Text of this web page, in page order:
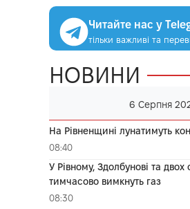
Читайте нас у
тільки важливі та
НОВИНИ
6 Серпня
На Рівненщині лунатимуть
08:40
У Рівному, Здолбунові та
тимчасово вимкнуть газ
08:30